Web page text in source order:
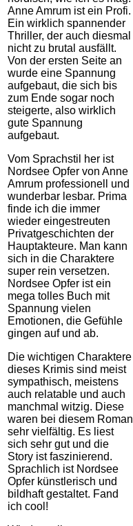
Anne Amrum ist ein Profi.
Ein wirklich spannender
Thriller, der auch diesmal
nicht zu brutal ausfällt.
Von der ersten Seite an
wurde eine Spannung
aufgebaut, die sich bis
zum Ende sogar noch
steigerte, also wirklich
gute Spannung
aufgebaut.
Vom Sprachstil her ist
Nordsee Opfer von Anne
Amrum professionell und
wunderbar lesbar. Prima
finde ich die immer
wieder eingestreuten
Privatgeschichten der
Hauptakteure. Man kann
sich in die Charaktere
super rein versetzen.
Nordsee Opfer ist ein
mega tolles Buch mit
Spannung vielen
Emotionen, die Gefühle
gingen auf und ab.
Die wichtigen Charaktere
dieses Krimis sind meist
sympathisch, meistens
auch relatable und auch
manchmal witzig. Diese
waren bei diesem Roman
sehr vielfältig. Es liest
sich sehr gut und die
Story ist faszinierend.
Sprachlich ist Nordsee
Opfer künstlerisch und
bildhaft gestaltet. Fand
ich cool!